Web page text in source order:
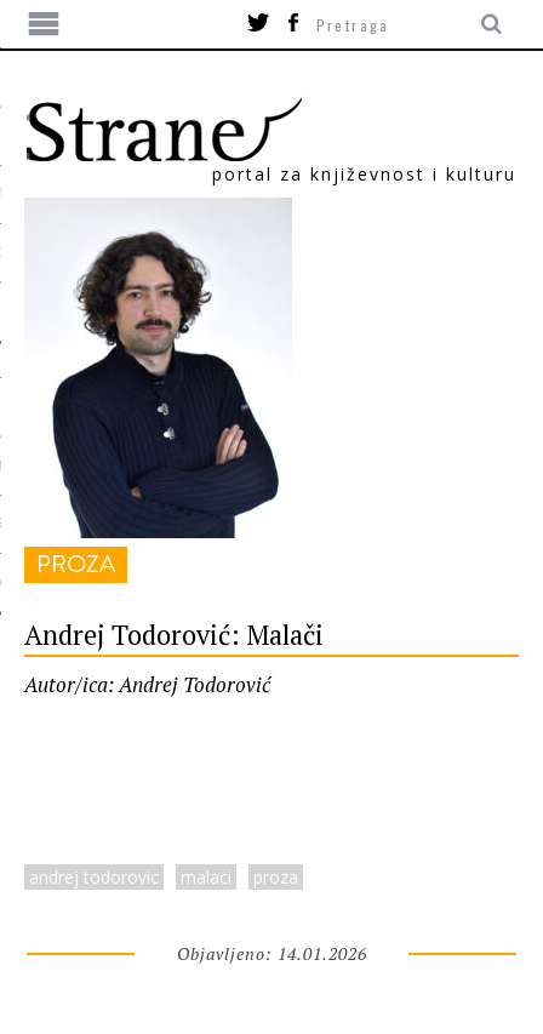
portal za književnost i kulturu
PROZA
Andrej Todorović: Malači
Autor/ica: Andrej Todorović
andrej todorovic malaci proza
Objavljeno: 14.01.2026